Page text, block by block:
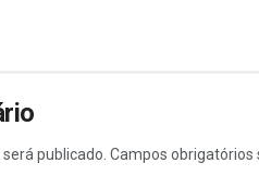
publicado. Campos obrigatórios